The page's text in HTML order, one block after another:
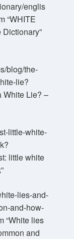
englis
“WHITE
blog/the-
lie?
White Lie? –
little-white-
little white
lies-and-
and-how-
“White lies
and